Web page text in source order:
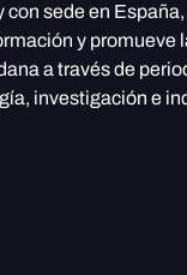
con sede en
y promueve
a través de
investigación e